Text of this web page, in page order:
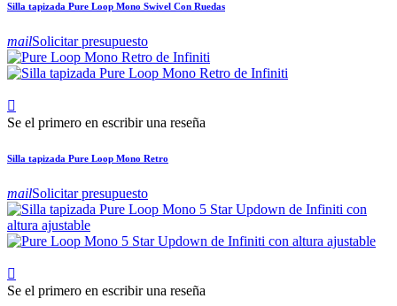
Silla tapizada Pure Loop Mono Swivel Con Ruedas
mailSolicitar presupuesto

Se el primero en escribir una reseña
Silla tapizada Pure Loop Mono Retro
mailSolicitar presupuesto

Se el primero en escribir una reseña